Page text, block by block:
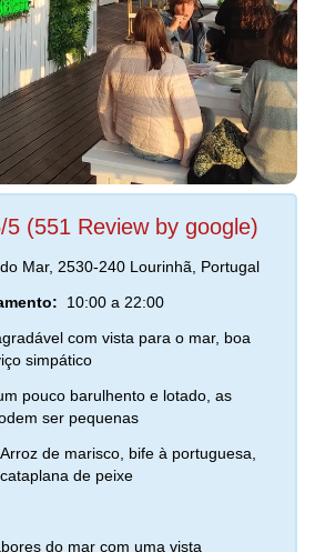
5 (551 Review by google)
Mar, 2530-240 Lourinhã, Portugal
10:00 a 22:00
com vista para o mar, boa
simpático
pouco barulhento e lotado, as
ser pequenas
Arroz de marisco, bife à portuguesa,
cataplana de peixe
do mar com uma vista